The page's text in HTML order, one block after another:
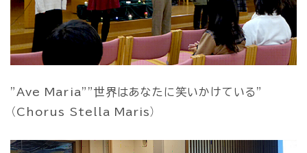
”Ave Maria””世界はあなたに笑いかけている”
（Chorus Stella Maris）